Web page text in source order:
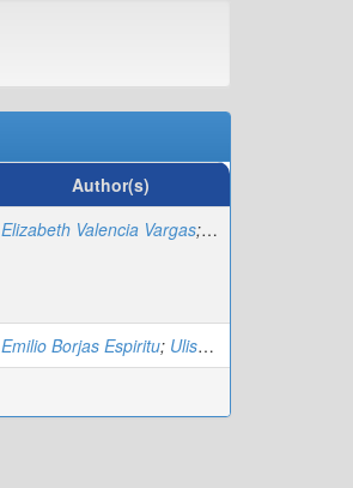
Author(s)
Elizabeth Valencia Vargas; Víctor Martin
Emilio Borjas Espiritu; Ulises Córdova García